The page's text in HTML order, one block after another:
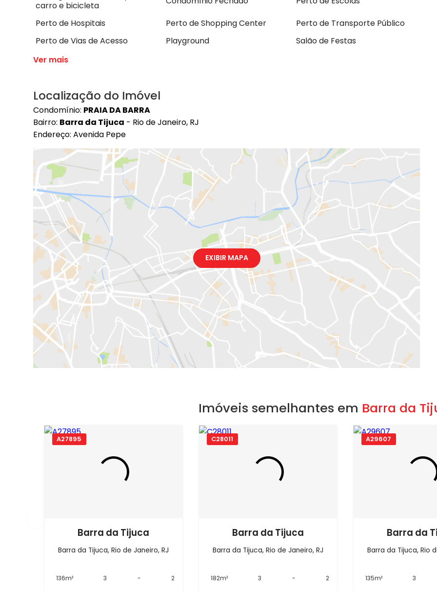
carro e bicicleta
Perto de Hospitais
Perto de Shopping Center
Perto de Transporte Público
Perto de Vias de Acesso
Playground
Salão de Festas
Ver mais
Localização do Imóvel
Condomínio: PRAIA DA BARRA
Bairro: Barra da Tijuca - Rio de Janeiro, RJ
Endereço: Avenida Pepe
EXIBIR MAPA
Imóveis semelhantes em Barra da
A27895
Barra da Tijuca
Barra da Tijuca, Rio de Janeiro, RJ
136m² 3 - 2
C28011
Barra da Tijuca
Barra da Tijuca, Rio de Janeiro, RJ
182m² 3 - 2
A29607
Barra da
Barra da Tijuca, Rio
135m² 3